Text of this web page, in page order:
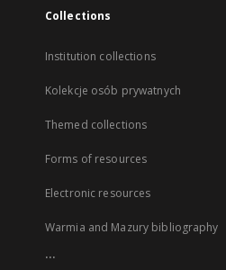
Collections
Institution collections
Kolekcje osób prywatnych
Themed collections
Forms of resources
Electronic resources
Warmia and Mazury bibliography
...